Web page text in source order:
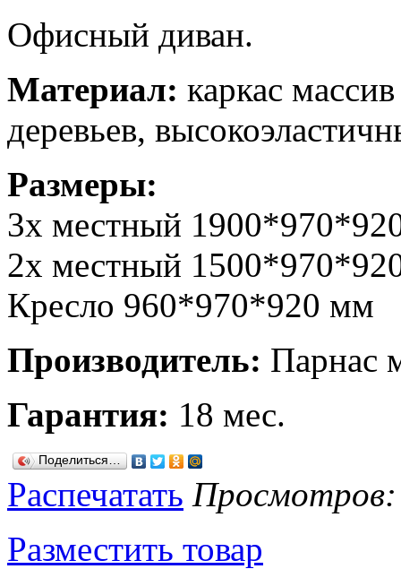
Офисный диван.
Материал: каркас
деревьев,
Размеры:
3х местный
2х местный
Кресло 960*970*920 мм
Производитель: Парнас
Гарантия: 18 мес.
Поделиться…
Распечатать Просмотров:
Разместить товар